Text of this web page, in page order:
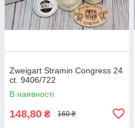
Zweigart Stramin Congress 24
ct. 9406/722
В наявності
148,80 ₴ 160 ₴